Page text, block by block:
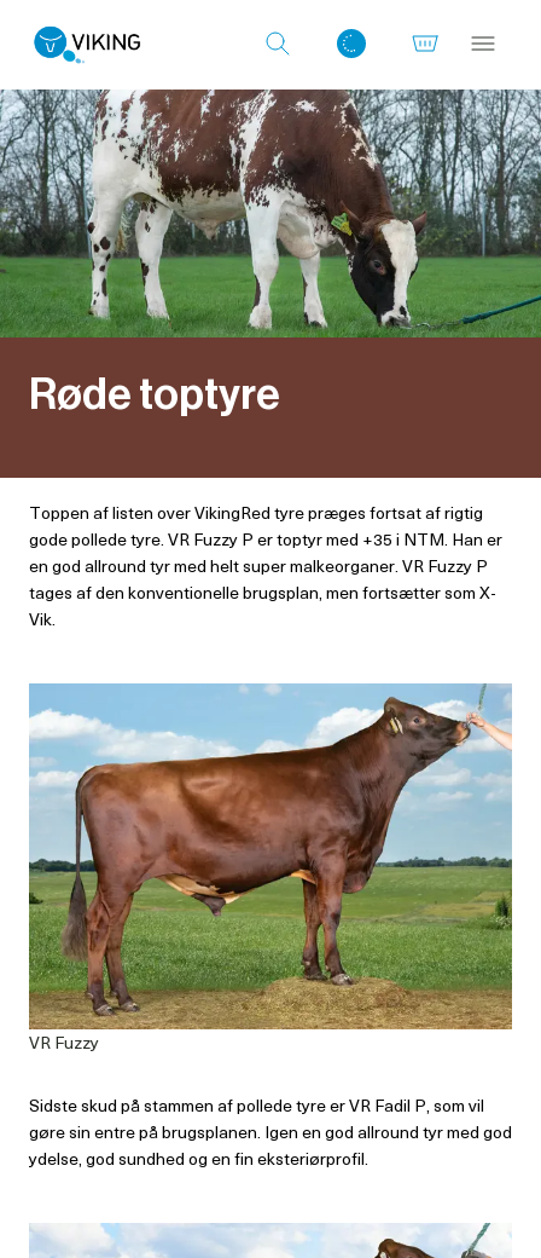
Log ind med det samme
Røde toptyre
Toppen af listen over VikingRed tyre præges fortsat af rigtig
gode pollede tyre. VR Fuzzy P er toptyr med +35 i NTM. Han er
en god allround tyr med helt super malkeorganer. VR Fuzzy P
tages af den konventionelle brugsplan, men fortsætter som X-
Vik.
VR Fuzzy
Sidste skud på stammen af pollede tyre er VR Fadil P, som vil
gøre sin entre på brugsplanen. Igen en god allround tyr med god
ydelse, god sundhed og en fin eksteriørprofil.